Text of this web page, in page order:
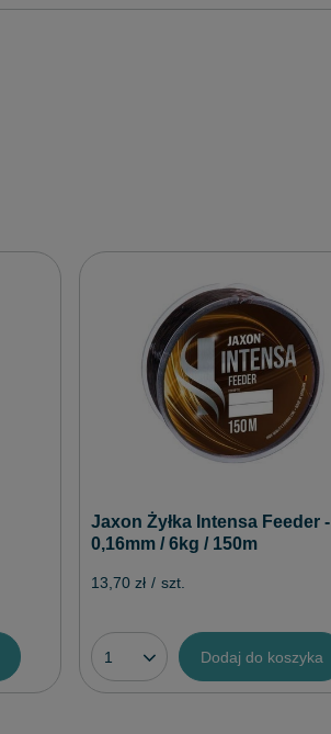
Jaxon Żyłka Intensa Feeder -
0,16mm / 6kg / 150m
13,70 zł / szt.
Dodaj do koszyka